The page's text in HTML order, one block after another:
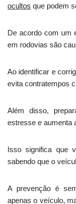
ocultos que podem
De acordo com um
em rodovias são
Ao identificar e
evita contratempos
Além disso,
estresse e aumenta
Isso significa que
sabendo que o
A prevenção é
apenas o veículo,